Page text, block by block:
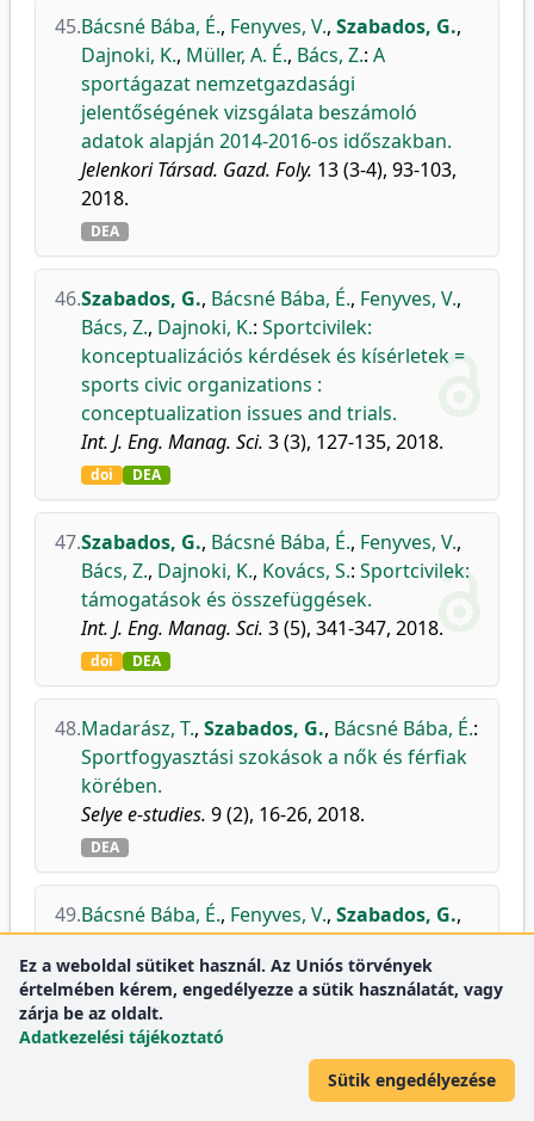
45.Bácsné Bába, É., Fenyves, V., Szabados, G.,
Dajnoki, K., Müller, A. É., Bács, Z.: A
sportágazat nemzetgazdasági
jelentőségének vizsgálata beszámoló
adatok alapján 2014-2016-os időszakban.
Jelenkori Társad. Gazd. Foly. 13 (3-4), 93-103,
2018.
DEA
46.Szabados, G., Bácsné Bába, É., Fenyves, V.,
Bács, Z., Dajnoki, K.: Sportcivilek:
konceptualizációs kérdések és kísérletek =
sports civic organizations :
conceptualization issues and trials.
Int. J. Eng. Manag. Sci. 3 (3), 127-135, 2018.
doi DEA
47.Szabados, G., Bácsné Bába, É., Fenyves, V.,
Bács, Z., Dajnoki, K., Kovács, S.: Sportcivilek:
támogatások és összefüggések.
Int. J. Eng. Manag. Sci. 3 (5), 341-347, 2018.
doi DEA
48.Madarász, T., Szabados, G., Bácsné Bába, É.:
Sportfogyasztási szokások a nők és férfiak
körében.
Selye e-studies. 9 (2), 16-26, 2018.
DEA
49.Bácsné Bába, É., Fenyves, V., Szabados, G.,
Pető, K.,Bács, Z.,Dajnoki, K.:Sport
Involvement Analysis in Hungary, in the
North Great Plain Region.
Sustainability.10 (5), 1-20, (cikkazonosító:
Ez a weboldal sütiket használ. Az Uniós törvények
értelmében kérem, engedélyezze a sütik használatát, vagy
zárja be az oldalt.
Adatkezelési tájékoztató
Sütik engedélyezése